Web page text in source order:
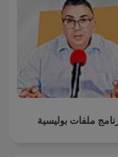
ملفات بوليسية